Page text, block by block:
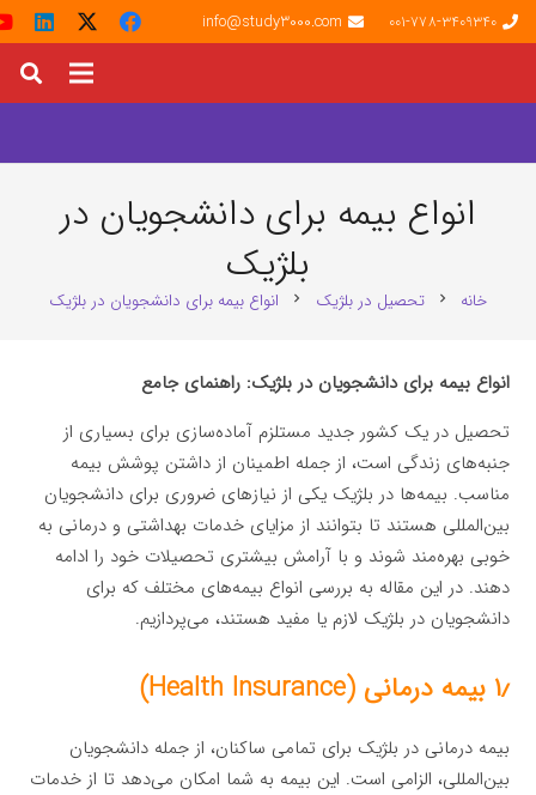
001-778-3409340
info@study3000.com
انواع بیمه برای دانشجویان در
بلژیک
خانه chevron_right تحصیل در بلژیک chevron_right انواع بیمه برای دانشجویان در بلژیک
انواع بیمه برای دانشجویان در بلژیک: راهنمای جامع
تحصیل در یک کشور جدید مستلزم آماده‌سازی برای بسیاری از
جنبه‌های زندگی است، از جمله اطمینان از داشتن پوشش بیمه
مناسب. بیمه‌ها در بلژیک یکی از نیازهای ضروری برای دانشجویان
بین‌المللی هستند تا بتوانند از مزایای خدمات بهداشتی و درمانی به
خوبی بهره‌مند شوند و با آرامش بیشتری تحصیلات خود را ادامه
دهند. در این مقاله به بررسی انواع بیمه‌های مختلف که برای
دانشجویان در بلژیک لازم یا مفید هستند، می‌پردازیم.
۱٫ بیمه درمانی (Health Insurance)
بیمه درمانی در بلژیک برای تمامی ساکنان، از جمله دانشجویان
بین‌المللی، الزامی است. این بیمه به شما امکان می‌دهد تا از خدمات